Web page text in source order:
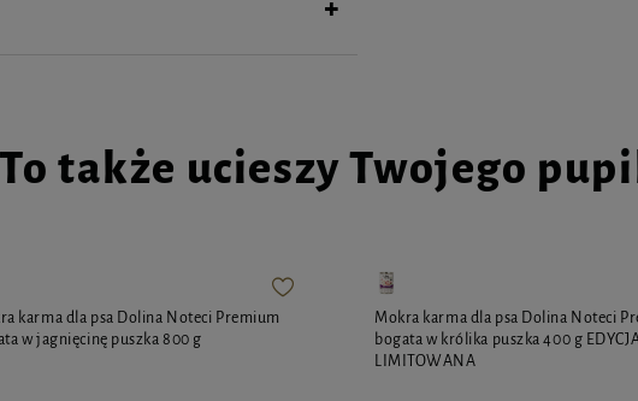
To także ucieszy Twojego
karma dla psa Dolina Noteci Premium
w jagnięcinę puszka 800 g
Mokra karma dla psa Dolina Noteci
bogata w królika puszka 400 g
LIMITOWANA